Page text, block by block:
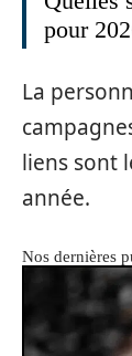
pour
La
liens sont
année.
Nos dernières